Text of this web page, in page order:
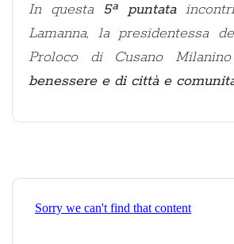
In questa 5ª puntata
Lamanna, la presidentessa
Proloco di Cusano
benessere e di città e